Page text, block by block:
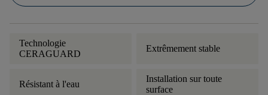
Technologie
CERAGUARD
Extrêmement stable
Résistant à l'eau
Installation sur toute
surface